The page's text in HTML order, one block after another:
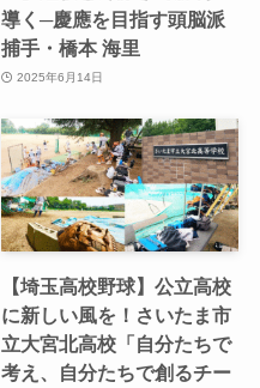
導く─慶應を目指す頭脳派
捕手・橋本 海里
2025年6月14日
【埼玉高校野球】公立高校
に新しい風を！さいたま市
立大宮北高校「自分たちで
考え、自分たちで創るチー